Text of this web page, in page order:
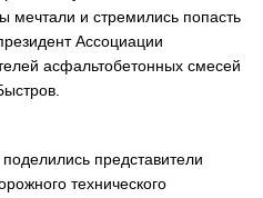
мечтали и стремились попасть
Ассоциации
асфальтобетонных смесей
представители
технического